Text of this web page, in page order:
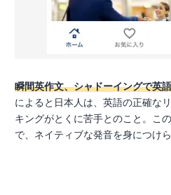
瞬間英作文、シャドーイングで英
によると日本人は、英語の正確な
キングがとくに苦手とのこと。こ
で、ネイティブな発音を身につけ